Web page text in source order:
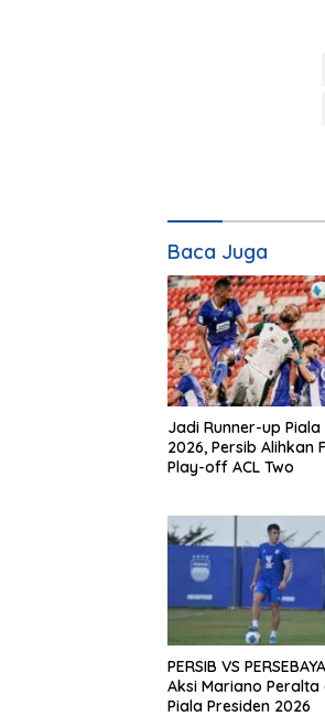
Baca Juga
Jadi Runner-up Piala
2026, Persib Alihkan
Play-off ACL Two
PERSIB VS
Aksi Mariano Peralta
Piala Presiden 2026